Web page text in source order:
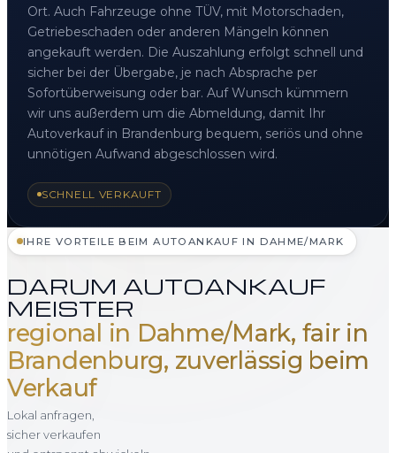
Ort. Auch Fahrzeuge ohne TÜV, mit Motorschaden,
Getriebeschaden oder anderen Mängeln können
angekauft werden. Die Auszahlung erfolgt schnell und
sicher bei der Übergabe, je nach Absprache per
Sofortüberweisung oder bar. Auf Wunsch kümmern
wir uns außerdem um die Abmeldung, damit Ihr
Autoverkauf in Brandenburg bequem, seriös und ohne
unnötigen Aufwand abgeschlossen wird.
SCHNELL VERKAUFT
IHRE VORTEILE BEIM AUTOANKAUF IN DAHME/MARK
DARUM AUTOANKAUF
MEISTER
regional in Dahme/Mark, fair in
Brandenburg, zuverlässig beim
Verkauf
Lokal anfragen,
sicher verkaufen